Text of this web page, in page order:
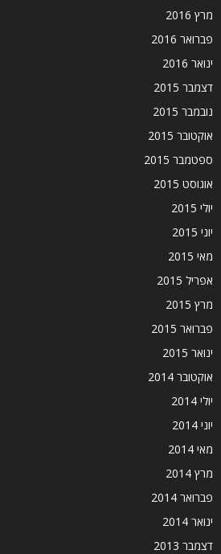
מרץ 2016
פברואר 2016
ינואר 2016
דצמבר 2015
נובמבר 2015
אוקטובר 2015
ספטמבר 2015
אוגוסט 2015
יולי 2015
יוני 2015
מאי 2015
אפריל 2015
מרץ 2015
פברואר 2015
ינואר 2015
אוקטובר 2014
יולי 2014
יוני 2014
מאי 2014
מרץ 2014
פברואר 2014
ינואר 2014
דצמבר 2013